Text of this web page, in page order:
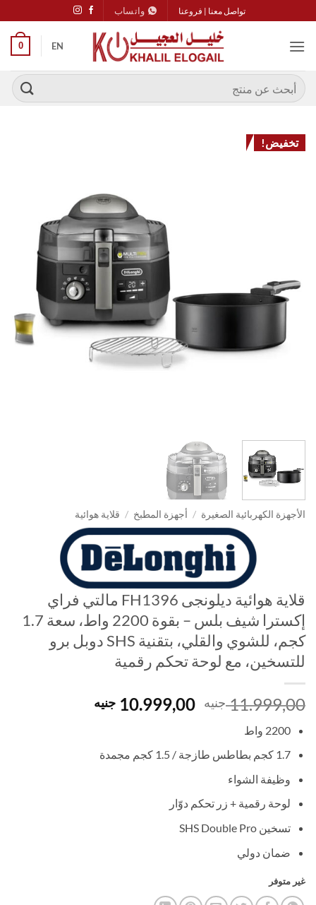
للمحتوى
تواصل معنا | فروعنا واتساب
EN
0
البحث
عن:
تخفيض!
الأجهزة الكهربائية الصغيرة / أجهزة المطبخ / قلاية هوائية
قلاية هوائية ديلونجى FH1396 مالتي فراي
إكسترا شيف بلس – بقوة 2200 واط، سعة 1.7
كجم، للشوي والقلي، بتقنية SHS دوبل برو
للتسخين، مع لوحة تحكم رقمية
11.999,00 جنيه السعر
الأصلي
11.999,00 EGP.
10.999,00 جنيه
2200 واط
1.7 كجم بطاطس طازجة / 1.5 كجم مجمدة
وظيفة الشواء
لوحة رقمية + زر تحكم دوّار
تسخين SHS Double Pro
ضمان دولي
غير متوفر